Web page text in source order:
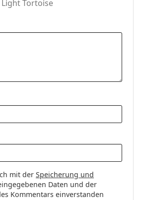
Light Tortoise
mit derSpeicherung und
Daten und der
Kommentars einverstanden